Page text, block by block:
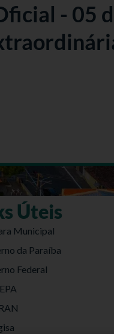
- 05
Úteis
Municipal
da Paraíba
Federal